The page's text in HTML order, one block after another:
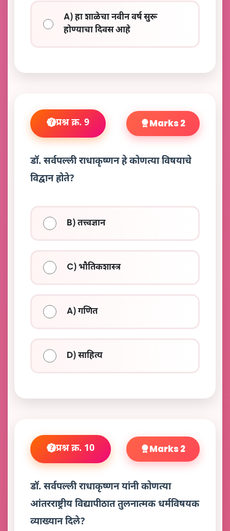
A) हा शाळेचा नवीन वर्ष सुरू
होण्याचा दिवस आहे
प्रश्न क्र. 9 Marks 2
डॉ. सर्वपल्ली राधाकृष्णन हे कोणत्या विषयाचे
विद्वान होते?
B) तत्त्वज्ञान
C) भौतिकशास्त्र
A) गणित
D) साहित्य
प्रश्न क्र. 10 Marks 2
डॉ. सर्वपल्ली राधाकृष्णन यांनी कोणत्या
आंतरराष्ट्रीय विद्यापीठात तुलनात्मक धर्मविषयक
व्याख्यान दिले?